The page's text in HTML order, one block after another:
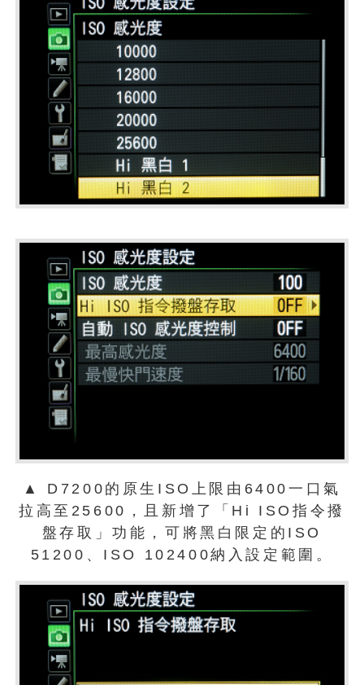
▲ D7200的原生ISO上限由6400一口氣
拉高至25600，且新增了「Hi ISO指令撥
盤存取」功能，可將黑白限定的ISO
51200、ISO 102400納入設定範圍。